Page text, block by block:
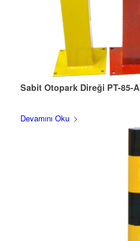
Sabit Otopark Direği PT-85-A
Devamını Oku